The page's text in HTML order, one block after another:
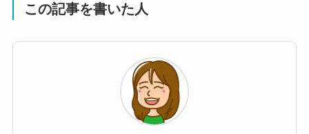
この記事を書いた人